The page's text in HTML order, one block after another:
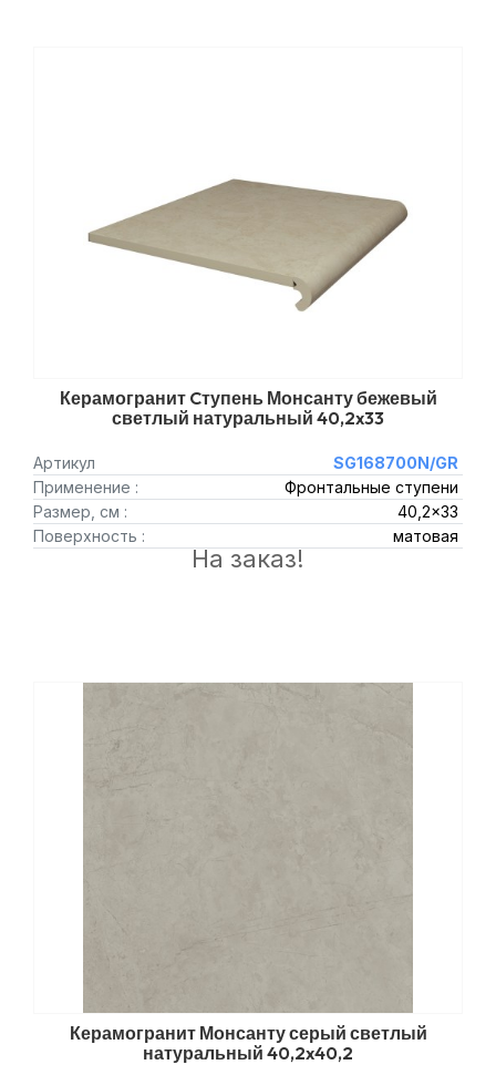
Керамогранит Cтупень Монсанту бежевый
светлый натуральный 40,2x33
Артикул
SG168700N/GR
Применение :
Фронтальные ступени
Размер, см :
40,2x33
Поверхность :
матовая
На заказ!
Керамогранит Монсанту серый светлый
натуральный 40,2x40,2